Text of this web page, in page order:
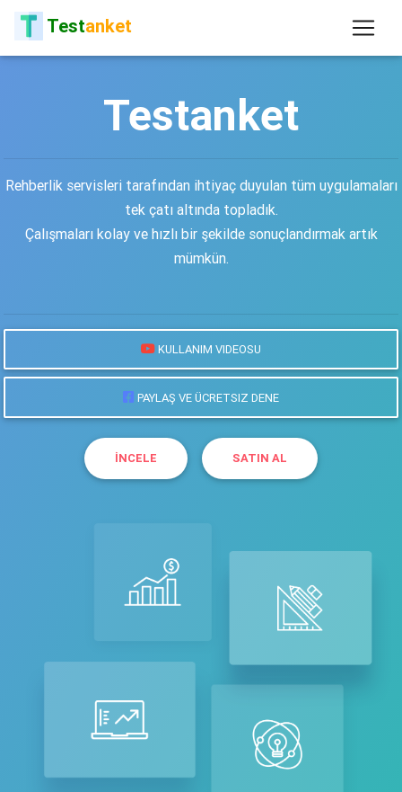
Testanket
Testanket
Rehberlik servisleri tarafından ihtiyaç duyulan tüm uygulamaları
tek çatı altında topladık.
Çalışmaları kolay ve hızlı bir şekilde sonuçlandırmak artık
mümkün.
KULLANIM VIDEOSU
PAYLAŞ VE ÜCRETSIZ DENE
İNCELE SATIN AL